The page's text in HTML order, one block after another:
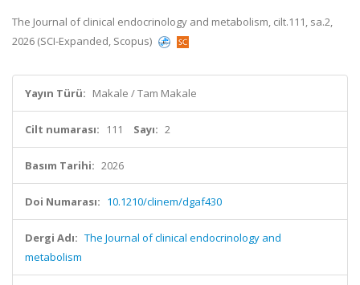
The Journal of clinical endocrinology and metabolism, cilt.111, sa.2,
2026 (SCI-Expanded, Scopus)
Yayın Türü: Makale / Tam Makale
Cilt numarası: 111 Sayı: 2
Basım Tarihi: 2026
Doi Numarası: 10.1210/clinem/dgaf430
Dergi Adı: The Journal of clinical endocrinology and
metabolism